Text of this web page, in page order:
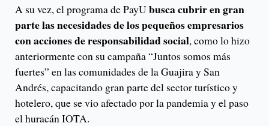
A su vez, el programa de PayUbusca cubrir en gran
parte las necesidades de los pequeños empresarios
con acciones de responsabilidad social, como lo hizo
anteriormente con su campaña “Juntos somos más
fuertes” en las comunidades de la Guajira y San
Andrés, capacitando gran parte del sector turístico y
hotelero, que se vio afectado por la pandemia y el paso
el huracán IOTA.